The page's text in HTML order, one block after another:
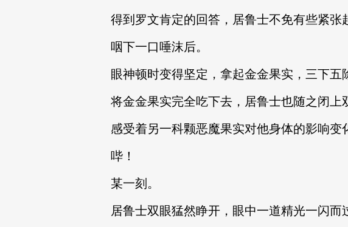
得到罗文肯定的回答，居鲁士不免有些紧张
咽下一口唾沫后。
眼神顿时变得坚定，拿起金金果实，三下五
将金金果实完全吃下去，居鲁士也随之闭上
感受着另一科颗恶魔果实对他身体的影响变
哔！
某一刻。
居鲁士双眼猛然睁开，眼中一道精光一闪而